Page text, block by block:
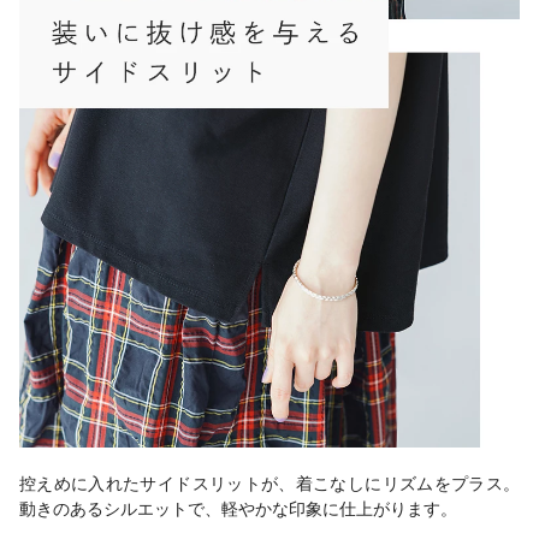
控えめに入れたサイドスリットが、着こなしにリズムをプラス。
動きのあるシルエットで、軽やかな印象に仕上がります。